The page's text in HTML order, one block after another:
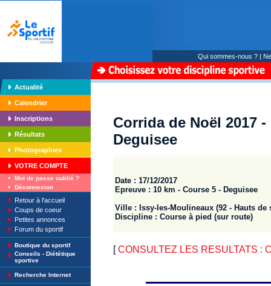
Qui sommes-nous ? |
Actualité
Calendrier
Inscriptions
Résultats
Photographies
VOTRE COMPTE
Mot de passe oublié ?
Déconnexion
Retour à l'accueil
Coups de coeur
Petites annonces
Forum du sportif
Boutique du sportif
Conseils - Diététique
sportive
Recherche Internet
Corrida de Noël 2017
Deguisee
Date : 17/12/2017
Epreuve : 10 km - Course 5 - Deguisee
Ville : Issy-les-Moulineaux (92 - Hauts de
Discipline : Course à pied (sur route)
[CONSULTEZ LES RESULTATS :